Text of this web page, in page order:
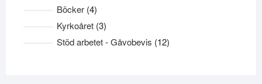
Böcker 44
produkter
Kyrkoåret 33
produkter
Stöd arbetet - Gåvobevis 1212